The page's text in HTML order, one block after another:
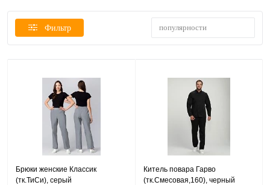
Фильтр популярности
Брюки женские Классик
(тк.ТиСи), серый
Китель повара Гарво
(тк.Смесовая,160), черный